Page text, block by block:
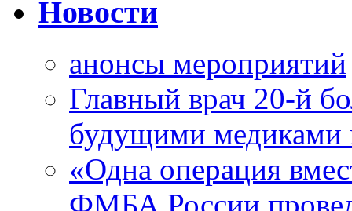
Новости
анонсы мероприятий
Главный врач 20-й
будущими медиками
«Одна операция